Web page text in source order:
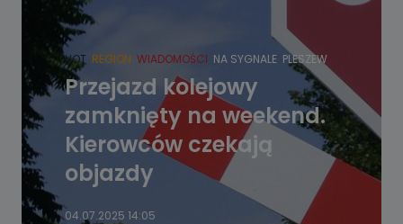
HOT REGION WIADOMOŚCI NA SYGNALE PLESZEW
Przejazd kolejowy
zamknięty na weekend.
Kierowców czekają
objazdy
04.07.2025 14:05